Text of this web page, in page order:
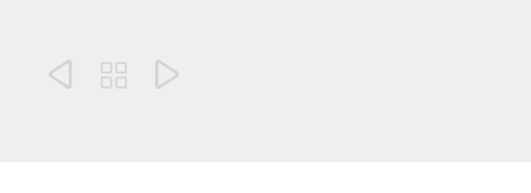
  